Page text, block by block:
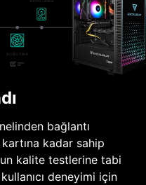
bağlantı
kadar sahip
kalite testlerine tabi
deneyimi için